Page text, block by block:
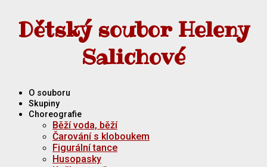
Dětský soubor Heleny
Salichové
O souboru
Skupiny
Choreografie
Běží voda, běží
Čarování s kloboukem
Figurální tance
Husopasky